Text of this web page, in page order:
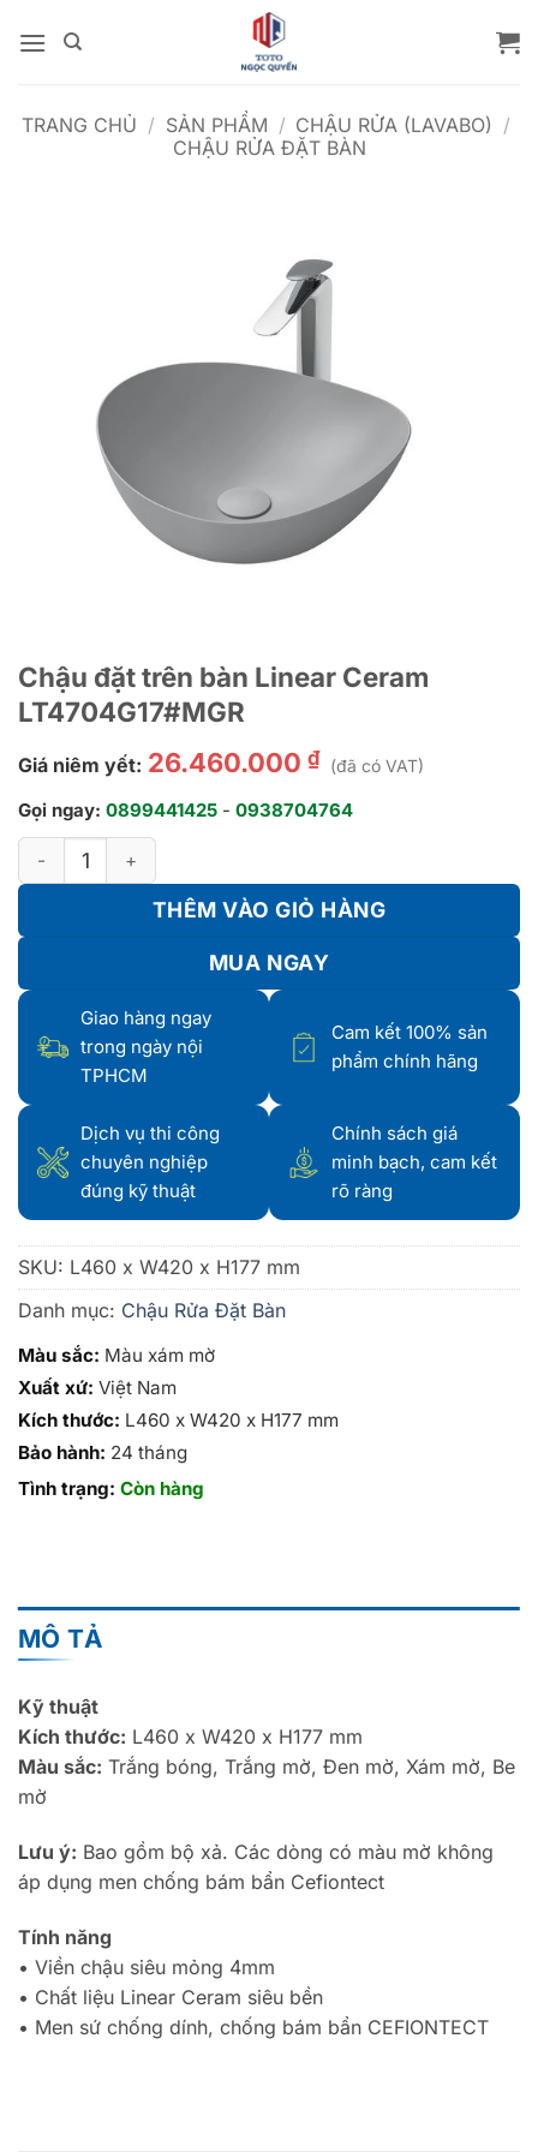
qua
TRANG CHỦ / SẢN PHẨM / CHẬU RỬA (LAVABO) /
CHẬU RỬA ĐẶT BÀN
Chậu đặt trên bàn Linear Ceram
LT4704G17#MGR
Giá niêm yết: 26.460.000 ₫ (đã có VAT)
Gọi ngay: 0899441425 - 0938704764
Chậu đặt trên bàn Linear Ceram LT4704G17#MGR số lượng
THÊM VÀO GIỎ HÀNG
MUA NGAY
Giao hàng ngay
trong ngày nội
TPHCM
Cam kết 100% sản
phẩm chính hãng
Dịch vụ thi công
chuyên nghiệp
đúng kỹ thuật
Chính sách giá
minh bạch, cam kết
rõ ràng
SKU: L460 x W420 x H177 mm
Danh mục: Chậu Rửa Đặt Bàn
Màu sắc: Màu xám mờ
Xuất xứ: Việt Nam
Kích thước: L460 x W420 x H177 mm
Bảo hành: 24 tháng
Tình trạng: Còn hàng
MÔ TẢ
Kỹ thuật
Kích thước: L460 x W420 x H177 mm
Màu sắc: Trắng bóng, Trắng mờ, Đen mờ, Xám mờ, Be
mờ
Lưu ý: Bao gồm bộ xả. Các dòng có màu mờ không
áp dụng men chống bám bẩn Cefiontect
Tính năng
• Viền chậu siêu mỏng 4mm
• Chất liệu Linear Ceram siêu bền
• Men sứ chống dính, chống bám bẩn CEFIONTECT